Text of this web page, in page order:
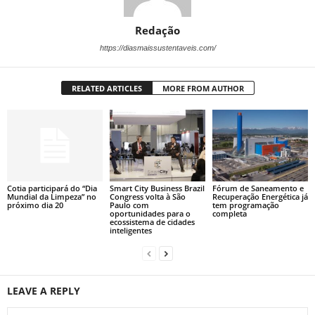
Redação
https://diasmaissustentaveis.com/
RELATED ARTICLES MORE FROM AUTHOR
Cotia participará do “Dia
Mundial da Limpeza” no
próximo dia 20
Smart City Business Brazil
Congress volta à São
Paulo com
oportunidades para o
ecossistema de cidades
inteligentes
Fórum de Saneamento e
Recuperação Energética já
tem programação
completa
LEAVE A REPLY